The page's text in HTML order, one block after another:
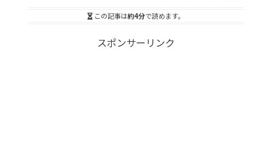
この記事は約4分で読めます。
スポンサーリンク